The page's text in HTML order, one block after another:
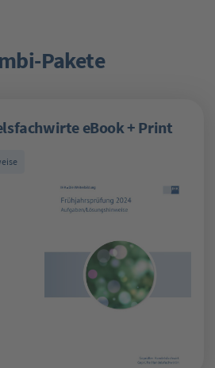
Pakete
eBook + Print